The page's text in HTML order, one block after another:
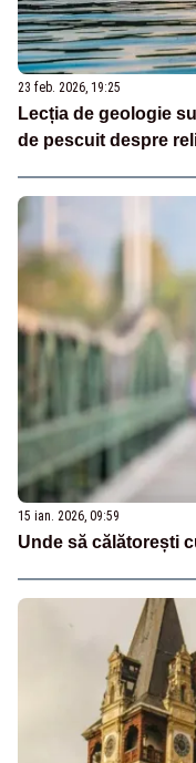
23 feb. 2026, 19:25
Lecția de geologie
de pescuit despre
15 ian. 2026, 09:59
Unde să călătorești